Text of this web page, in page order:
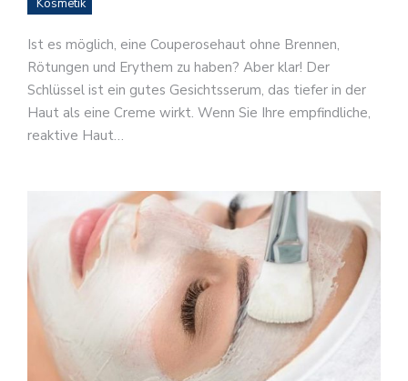
Kosmetik
Ist es möglich, eine Couperosehaut ohne Brennen,
Rötungen und Erythem zu haben? Aber klar! Der
Schlüssel ist ein gutes Gesichtsserum, das tiefer in der
Haut als eine Creme wirkt. Wenn Sie Ihre empfindliche,
reaktive Haut…